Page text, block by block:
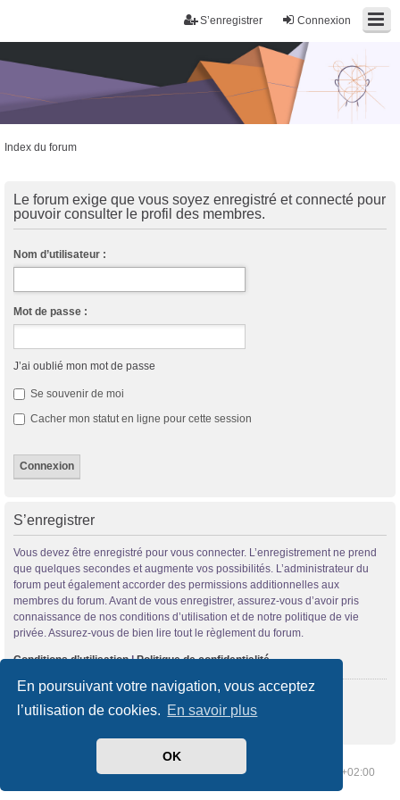
En poursuivant votre navigation, vous acceptez
l’utilisation de cookies. En savoir plus
OK
Connexion
S’enregistrer
Index du forum
Le forum exige que vous soyez enregistré et connecté pour
pouvoir consulter le profil des membres.
Nom d’utilisateur :
Mot de passe :
J’ai oublié mon mot de passe
Se souvenir de moi
Cacher mon statut en ligne pour cette session
S’enregistrer
Vous devez être enregistré pour vous connecter. L’enregistrement ne prend
que quelques secondes et augmente vos possibilités. L’administrateur du
forum peut également accorder des permissions additionnelles aux
membres du forum. Avant de vous enregistrer, assurez-vous d’avoir pris
connaissance de nos conditions d’utilisation et de notre politique de vie
privée. Assurez-vous de bien lire tout le règlement du forum.
Conditions d’utilisation|Politique de confidentialité
S’enregistrer
Supprimer les cookies Heures au format UTC+02:00